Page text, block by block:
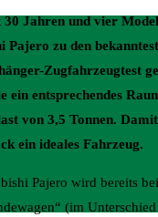
30 Jahren und vier
Pajero zu den
Zugfahrzeugtest
ein entsprechendes
von 3,5 Tonnen.
ein ideales Fahrzeug.
Pajero wird bereits
(im